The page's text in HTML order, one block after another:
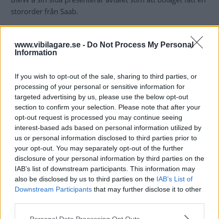
www.vibilagare.se - Do Not Process My Personal
Information
If you wish to opt-out of the sale, sharing to third parties, or
processing of your personal or sensitive information for
targeted advertising by us, please use the below opt-out
section to confirm your selection. Please note that after your
opt-out request is processed you may continue seeing
interest-based ads based on personal information utilized by
us or personal information disclosed to third parties prior to
your opt-out. You may separately opt-out of the further
disclosure of your personal information by third parties on the
IAB’s list of downstream participants. This information may
also be disclosed by us to third parties on the IAB’s List of
Downstream Participants that may further disclose it to other
Please note that this website/app uses one or more Google
stororder från Saab.
– Vi fortsätter att öka vår försäljning av drivsystem och
dagens avtal marker ytterligare en milstolpe längs denna
väg, säger Ian Robertson.
Diskutera: Vad tycker du om samarbetet mellan Saab och
BMW?